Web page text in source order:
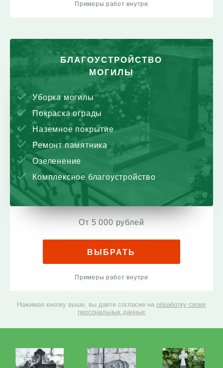
Примеры работ внутри
БЛАГОУСТРОЙСТВО
МОГИЛЫ
Уборка могилы
Покраска ограды
Наземное покрытие
Ремонт памятника
Озеленение
Комплексное благоустройство
От 5 000 рублей
ВЫБРАТЬ
Примеры работ внутри
Нажимая кнопку выше, вы даете согласие на обработку своих
персональных данных